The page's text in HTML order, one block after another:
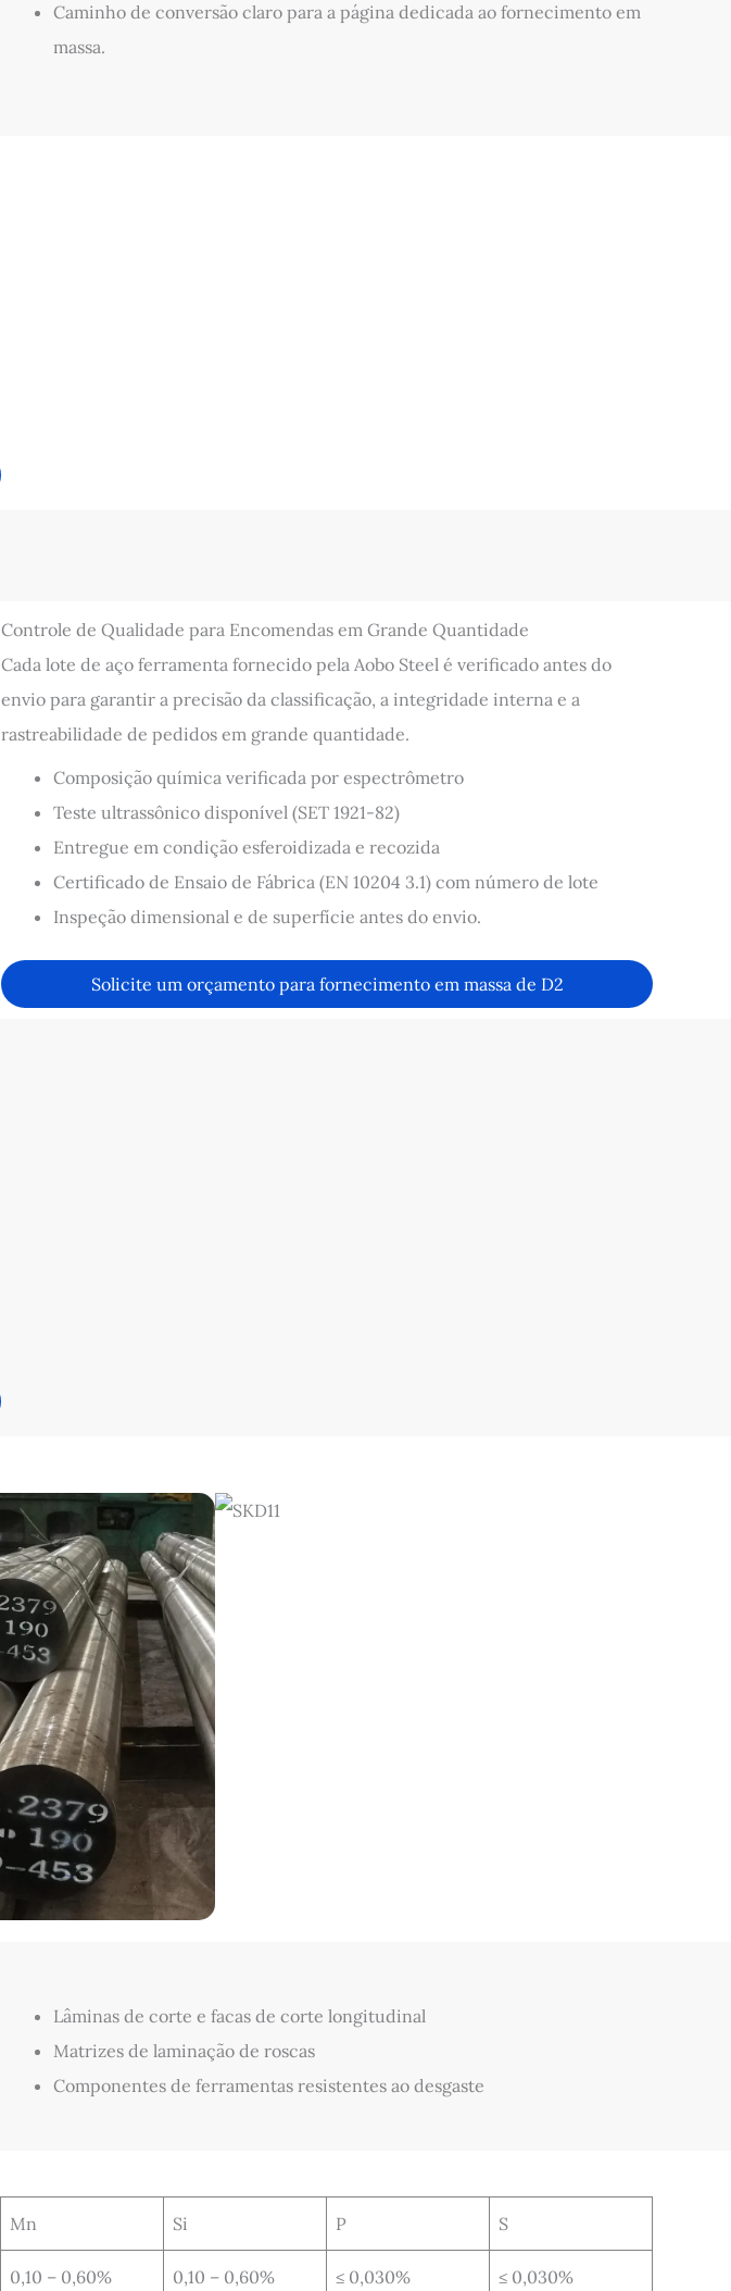
Caminho de conversão claro para a página dedicada ao fornecimento em
massa.
Controle de Qualidade para Encomendas em Grande Quantidade
Cada lote de aço ferramenta fornecido pela Aobo Steel é verificado antes do
envio para garantir a precisão da classificação, a integridade interna e a
rastreabilidade de pedidos em grande quantidade.
Composição química verificada por espectrômetro
Teste ultrassônico disponível (SET 1921-82)
Entregue em condição esferoidizada e recozida
Certificado de Ensaio de Fábrica (EN 10204 3.1) com número de lote
Inspeção dimensional e de superfície antes do envio.
Solicite um orçamento para fornecimento em massa de D2
Lâminas de corte e facas de corte longitudinal
Matrizes de laminação de roscas
Componentes de ferramentas resistentes ao desgaste
Mn Si P S
0,10 – 0,60% 0,10 – 0,60% ≤ 0,030% ≤ 0,030%